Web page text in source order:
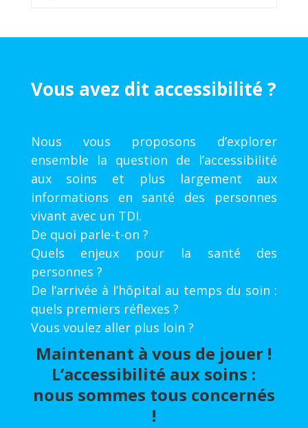
Vous avez dit accessibilité ?
Nous vous proposons d’explorer
ensemble la question de l’accessibilité
aux soins et plus largement aux
informations en santé des personnes
vivant avec un TDI.
De quoi parle-t-on ?
Quels enjeux pour la santé des
personnes ?
De l’arrivée à l’hôpital au temps du soin :
quels premiers réflexes ?
Vous voulez aller plus loin ?
Maintenant à vous de jouer !
L’accessibilité aux soins :
nous sommes tous concernés
!